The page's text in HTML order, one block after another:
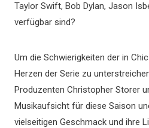
Taylor Swift, Bob Dylan, Jason
verfügbar sind?
Um die Schwierigkeiten der in
Herzen der Serie zu
Produzenten Christopher Storer
Musikaufsicht für diese Saison
vielseitigen Geschmack und ihre